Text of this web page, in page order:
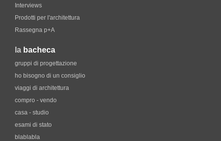
Interviews
Prodotti per l'architettura
Rassegna p+A
la bacheca
gruppi di progettazione
ho bisogno di un consiglio
viaggi di architettura
compro - vendo
casa - studio
esami di stato
blablabla